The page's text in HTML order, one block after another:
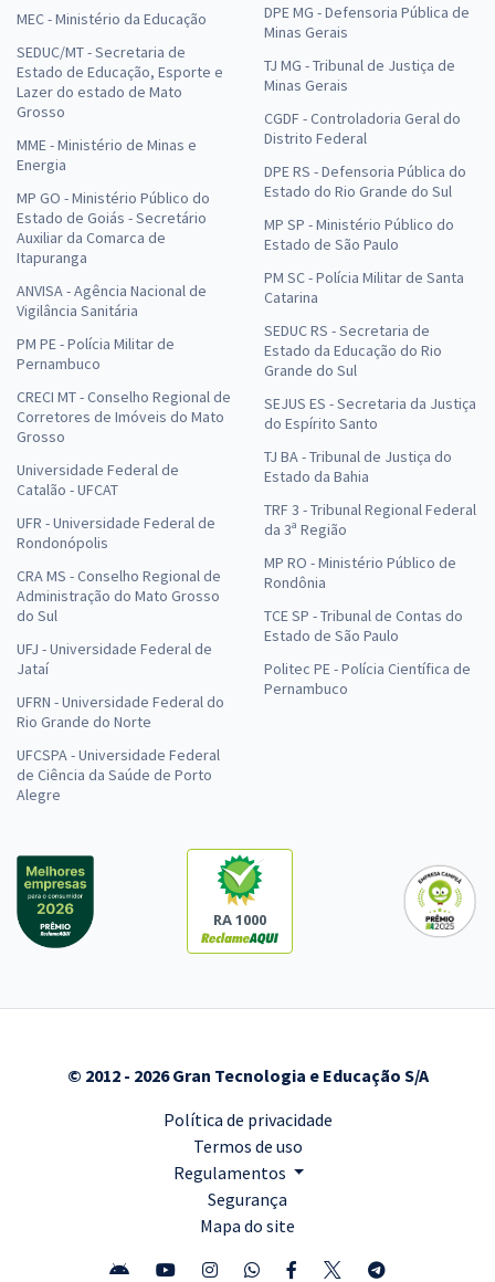
MEC - Ministério da Educação
SEDUC/MT - Secretaria de
Estado de Educação, Esporte e
Lazer do estado de Mato
Grosso
MME - Ministério de Minas e
Energia
MP GO - Ministério Público do
Estado de Goiás - Secretário
Auxiliar da Comarca de
Itapuranga
ANVISA - Agência Nacional de
Vigilância Sanitária
PM PE - Polícia Militar de
Pernambuco
CRECI MT - Conselho Regional de
Corretores de Imóveis do Mato
Grosso
Universidade Federal de
Catalão - UFCAT
UFR - Universidade Federal de
Rondonópolis
CRA MS - Conselho Regional de
Administração do Mato Grosso
do Sul
UFJ - Universidade Federal de
Jataí
UFRN - Universidade Federal do
Rio Grande do Norte
UFCSPA - Universidade Federal
de Ciência da Saúde de Porto
Alegre
DPE MG - Defensoria Pública de
Minas Gerais
TJ MG - Tribunal de Justiça de
Minas Gerais
CGDF - Controladoria Geral do
Distrito Federal
DPE RS - Defensoria Pública do
Estado do Rio Grande do Sul
MP SP - Ministério Público do
Estado de São Paulo
PM SC - Polícia Militar de Santa
Catarina
SEDUC RS - Secretaria de
Estado da Educação do Rio
Grande do Sul
SEJUS ES - Secretaria da Justiça
do Espírito Santo
TJ BA - Tribunal de Justiça do
Estado da Bahia
TRF 3 - Tribunal Regional Federal
da 3ª Região
MP RO - Ministério Público de
Rondônia
TCE SP - Tribunal de Contas do
Estado de São Paulo
Politec PE - Polícia Científica de
Pernambuco
RA 1000
© 2012 - 2026 Gran Tecnologia e Educação S/A
Política de privacidade
Termos de uso
Regulamentos
Segurança
Mapa do site